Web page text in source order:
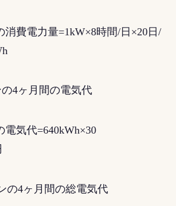
費電力量=1kW×8時間/日×20日/
の4ヶ月間の電気代
気代=640kWh×30
の4ヶ月間の総電気代